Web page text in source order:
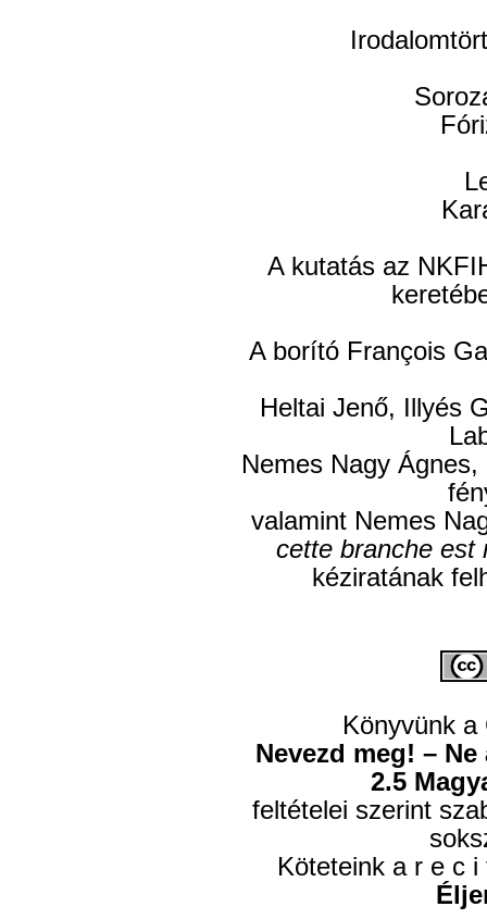
A kutatás az
A borító François
Heltai Jenő, Illyés
Nemes Nagy
valamint Nemes
cette branche est
kéziratának
Könyvünk
Nevezd meg! –
2.5
feltételei szerint
Köteteink a r e c